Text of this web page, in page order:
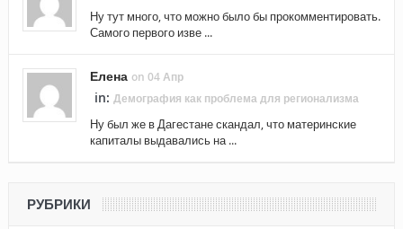
Ну тут много, что можно было бы прокомментировать.
Самого первого изве ...
Елена on 04 Апр
in: Демография как проблема для регионализма
Ну был же в Дагестане скандал, что материнские
капиталы выдавались на ...
РУБРИКИ